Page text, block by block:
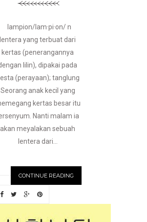
lampion/lam·pi·on/ n
lentera yang terbuat dari
kertas (penerangannya
lilin), dipakai pada
(perayaan); tanglung
Seorang anak kecil yang
kertas besar itu
Nanti malam ia
akan meyalakan sebuah
lentera dari...
CONTINUE READING